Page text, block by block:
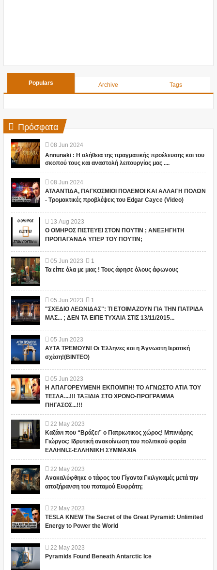
Populars Archive Tags
Πρόσφατα
08 Jun 2024
Annunaki : Η αλήθεια της πραγματικής προέλευσης και του
σκοπού τους και αναστολή λειτουργίας μας ....
08 Jun 2024
ΑΤΛΑΝΤΙΔΑ, ΠΑΓΚΟΣΜΙΟΙ ΠΟΛΕΜΟΙ ΚΑΙ ΑΛΛΑΓΗ ΠΟΛΩΝ
- Τρομακτικές προβλέψεις του Edgar Cayce (Video)
13 Aug 2023
Ο ΟΜΗΡΟΣ ΠΙΣΤΕΥΕΙ ΣΤΟΝ ΠΟΥΤΙΝ ; ΑΝΕΞΗΓΗΤΗ
ΠΡΟΠΑΓΑΝΔΑ ΥΠΕΡ ΤΟΥ ΠΟΥΤΙΝ;
05 Jun 2023
1
Τα είπε όλα με μιας ! Τους άφησε όλους άφωνους
05 Jun 2023
1
"ΣΧΕΔΙΟ ΛΕΩΝΙΔΑΣ": ΤΙ ΕΤΟΙΜΑΖΟΥΝ ΓΙΑ ΤΗΝ ΠΑΤΡΙΔΑ
ΜΑΣ... ; ΔΕΝ ΤΑ ΕΙΠΕ ΤΥΧΑΙΑ ΣΤΙΣ 13/11/2015...
05 Jun 2023
ΑΥΤΑ ΤΡΕΜΟΥΝ! Οι Έλληνες και η Άγνωστη Ιερατική
σχέση!(ΒΙΝΤΕΟ)
05 Jun 2023
Η ΑΠΑΓΟΡΕΥΜΕΝΗ ΕΚΠΟΜΠΗ! ΤΟ ΑΓΝΩΣΤΟ ΑΤΙΑ ΤΟΥ
ΤΕΣΛΑ....!!! ΤΑΞΙΔΙΑ ΣΤΟ ΧΡΟΝΟ-ΠΡΟΓΡΑΜΜΑ
ΠΗΓΑΣΟΣ...!!!
22 May 2023
Καζάνι που “Βράζει” ο Πατριωτικος χώρος! Μπινιάρης
Γιώργος: Ιδρυτική ανακοίνωση του πολιτικού φορέα
ΕΛΛΗΝΙ.Σ-ΕΛΛΗΝΙΚΗ ΣΥΜΜΑΧΙΑ
22 May 2023
Ανακαλύφθηκε ο τάφος του Γίγαντα Γκιλγκαμές μετά την
αποξήρανση του ποταμού Ευφράτη;
22 May 2023
TESLA KNEW The Secret of the Great Pyramid: Unlimited
Energy to Power the World
22 May 2023
Pyramids Found Beneath Antarctic Ice